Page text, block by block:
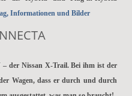
Informationen und Bilder
der Nissan X-Trail. Bei ihm ist der
Wagen, dass er durch und durch